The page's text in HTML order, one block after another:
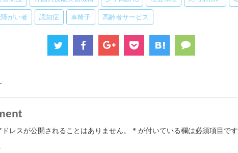
がい者 認知症 車椅子 高齢者サービス
ドレスが公開されることはありません。 * が付いている欄は必須項目です